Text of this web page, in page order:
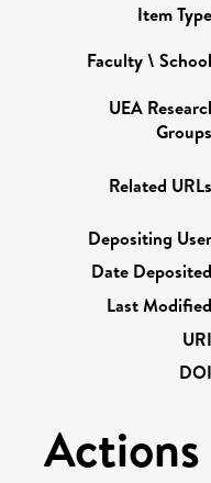
Item
Faculty \
UEA
Related
Depositing
Date
Last